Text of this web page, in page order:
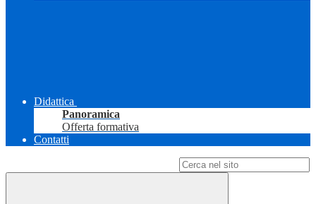
Didattica
Panoramica
Offerta formativa
Contatti